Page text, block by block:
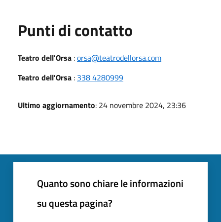
Punti di contatto
Teatro dell'Orsa :orsa@teatrodellorsa.com
Teatro dell'Orsa : 338 4280999
Ultimo aggiornamento: 24 novembre 2024, 23:36
Quanto sono chiare le informazioni
su questa pagina?